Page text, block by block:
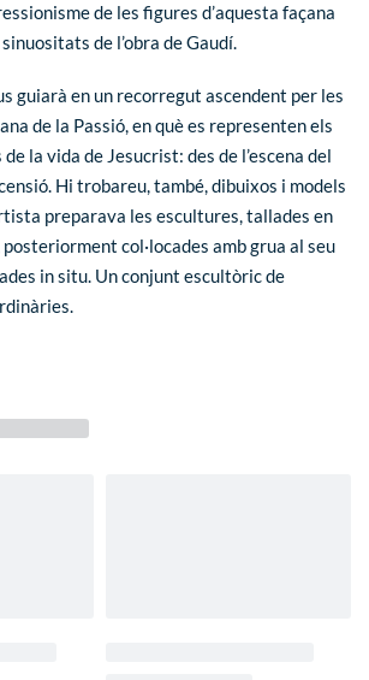
de les figures d’aquesta façana
de l’obra de Gaudí.
guiarà en un recorregut ascendent per les
de la Passió, en què es representen els
la vida de Jesucrist: des de l’escena del
Hi trobareu, també, dibuixos i models
preparava les escultures, tallades en
col·locades amb grua al seu
in situ. Un conjunt escultòric de